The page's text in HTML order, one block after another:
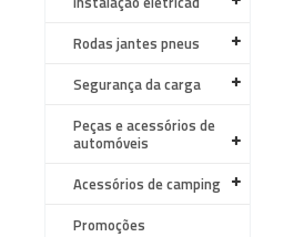
Rodas jantes pneus
Segurança da carga
Peças e acessórios de
automóveis
Acessórios de camping
Promoções